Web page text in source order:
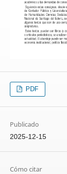
PDF
Publicado
2025-12-15
Cómo citar